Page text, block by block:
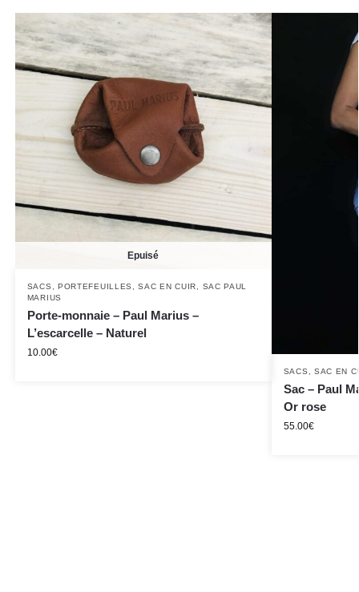
Epuisé
SACS PORTEFEUILLES ,SAC EN CUIR
SAC PAUL
MARIUS
Porte-monnaie – Paul Marius –
L’escarcelle – Naturel
10.00€
SACS , SAC EN
Sac – Paul
Or rose
55.00€